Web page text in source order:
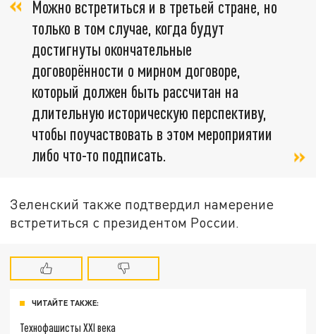
Можно встретиться и в третьей стране, но
только в том случае, когда будут
достигнуты окончательные
договорённости о мирном договоре,
который должен быть рассчитан на
длительную историческую перспективу,
чтобы поучаствовать в этом мероприятии
либо что-то подписать.
Зеленский также подтвердил намерение
встретиться с президентом России.
ЧИТАЙТЕ ТАКЖЕ:
Технофашисты XXI века